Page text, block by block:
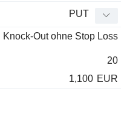
PUT
Knock-Out ohne Stop Loss
20
1,100 EUR